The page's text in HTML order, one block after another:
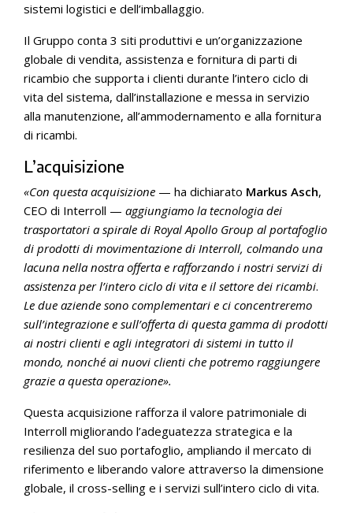
sistemi logistici e dell’imballaggio.
Il Gruppo conta 3 siti produttivi e un’organizzazione
globale di vendita, assistenza e fornitura di parti di
ricambio che supporta i clienti durante l’intero ciclo di
vita del sistema, dall’installazione e messa in servizio
alla manutenzione, all’ammodernamento e alla fornitura
di ricambi.
L’acquisizione
«Con questa acquisizione — ha dichiarato Markus Asch,
CEO di Interroll — aggiungiamo la tecnologia dei
trasportatori a spirale di Royal Apollo Group al portafoglio
di prodotti di movimentazione di Interroll, colmando una
lacuna nella nostra offerta e rafforzando i nostri servizi di
assistenza per l’intero ciclo di vita e il settore dei ricambi.
Le due aziende sono complementari e ci concentreremo
sull’integrazione e sull’offerta di questa gamma di prodotti
ai nostri clienti e agli integratori di sistemi in tutto il
mondo, nonché ai nuovi clienti che potremo raggiungere
grazie a questa operazione».
Questa acquisizione rafforza il valore patrimoniale di
Interroll migliorando l’adeguatezza strategica e la
resilienza del suo portafoglio, ampliando il mercato di
riferimento e liberando valore attraverso la dimensione
globale, il cross-selling e i servizi sull’intero ciclo di vita.